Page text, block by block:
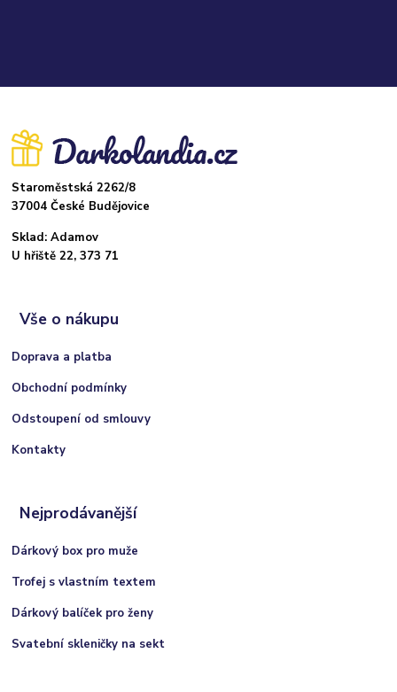
Staroměstská 2262/8
37004 České Budějovice
Sklad: Adamov
U hřiště 22, 373 71
Vše o nákupu
Doprava a platba
Obchodní podmínky
Odstoupení od smlouvy
Kontakty
Nejprodávanější
Dárkový box pro muže
Trofej s vlastním textem
Dárkový balíček pro ženy
Svatební skleničky na sekt